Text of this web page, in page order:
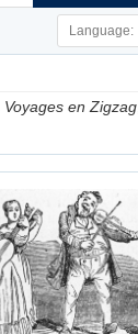
Language:
Voyages en Zigzag